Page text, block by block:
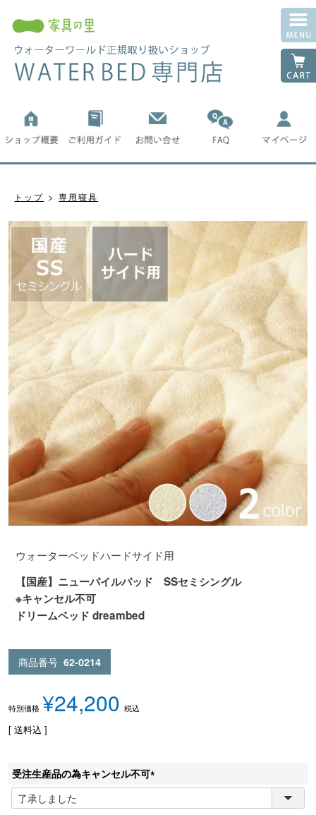
トップ 専用寝具
ウォーターベッドハードサイド用
【国産】ニューパイルパッド SSセミシングル
※キャンセル不可
ドリームベッド dreambed
商品番号 62-0214
特別価格 ¥24,200 税込
送料込
受注生産品の為キャンセル不可
(
必